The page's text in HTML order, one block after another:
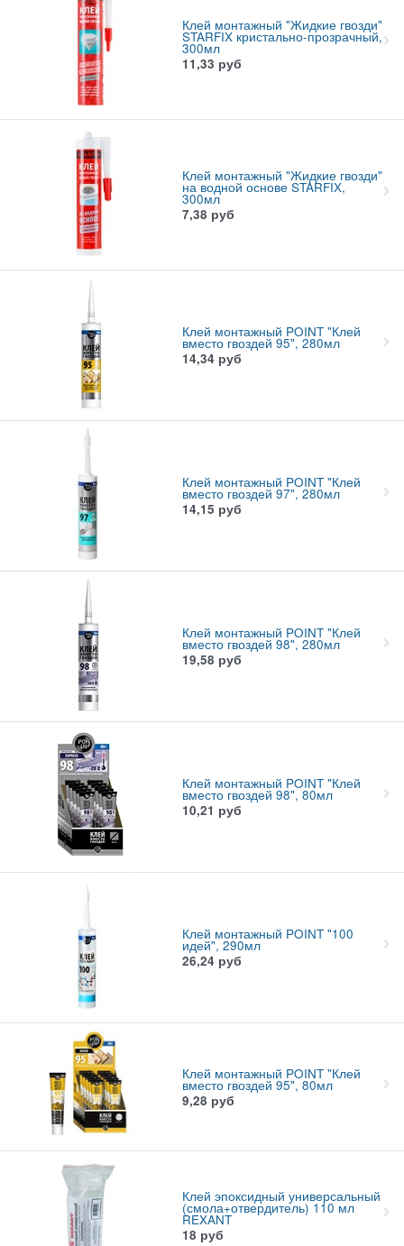
Клей монтажный "Жидкие гвозди"
STARFIX кристально-прозрачный,
300мл
11,33 руб
Клей монтажный "Жидкие гвозди"
на водной основе STARFIX,
300мл
7,38 руб
Клей монтажный POINT "Клей
вместо гвоздей 95", 280мл
14,34 руб
Клей монтажный POINT "Клей
вместо гвоздей 97", 280мл
14,15 руб
Клей монтажный POINT "Клей
вместо гвоздей 98", 280мл
19,58 руб
Клей монтажный POINT "Клей
вместо гвоздей 98", 80мл
10,21 руб
Клей монтажный POINT "100
идей", 290мл
26,24 руб
Клей монтажный POINT "Клей
вместо гвоздей 95", 80мл
9,28 руб
Клей эпоксидный универсальный
(смола+отвердитель) 110 мл
REXANT
18 руб